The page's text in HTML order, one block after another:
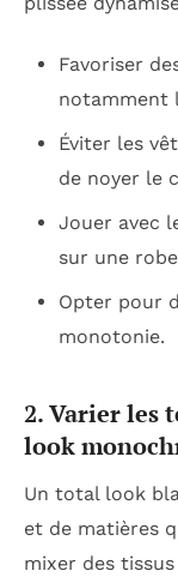
Favoriser
notamment
Éviter les
de noyer le
Jouer avec
sur une
Opter pour
monotonie.
2. Varier les
look
Un total look
et de matières
mixer des